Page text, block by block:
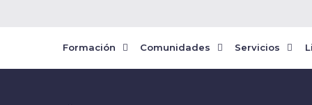
Formación Comunidades Servicios